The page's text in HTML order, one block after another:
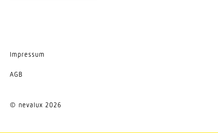
Impressum
AGB
© nevalux 2026